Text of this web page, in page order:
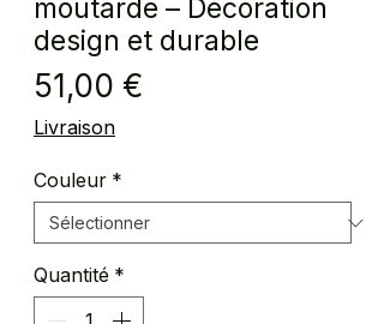
moutarde – Décoration
design et durable
51,00 €
Livraison
Couleur *
Quantité *